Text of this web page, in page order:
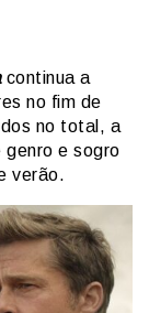
continua a
no fim de
no total, a
e sogro
verão.